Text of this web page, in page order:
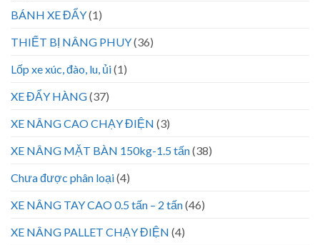
BÁNH XE ĐẨY(1)
THIẾT BỊ NÂNG PHUY(36)
Lốp xe xúc, đào, lu, ủi(1)
XE ĐẨY HÀNG(37)
XE NÂNG CAO CHẠY ĐIỆN (3)
XE NÂNG MẶT BÀN 150kg-1.5 tấn(38)
Chưa được phân loại(4)
XE NÂNG TAY CAO 0.5 tấn – 2 tấn(46)
XE NÂNG PALLET CHẠY ĐIỆN (4)